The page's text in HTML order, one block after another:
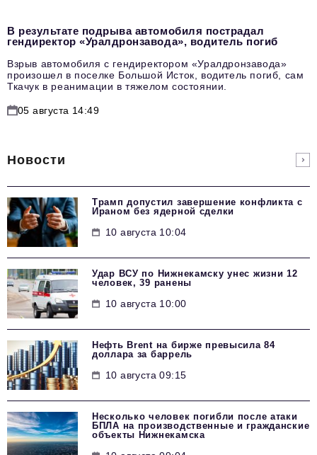
В результате подрыва автомобиля пострадал
гендиректор «Уралдронзавода», водитель погиб
Взрыв автомобиля с гендиректором «Уралдронзавода»
произошел в поселке Большой Исток, водитель погиб, сам
Ткачук в реанимации в тяжелом состоянии.
05 августа 14:49
Новости
Трамп допустил завершение конфликта с
Ираном без ядерной сделки
10 августа 10:04
Удар ВСУ по Нижнекамску унес жизни 12
человек, 39 ранены
10 августа 10:00
Нефть Brent на бирже превысила 84
доллара за баррель
10 августа 09:15
Несколько человек погибли после атаки
БПЛА на производственные и гражданские
объекты Нижнекамска